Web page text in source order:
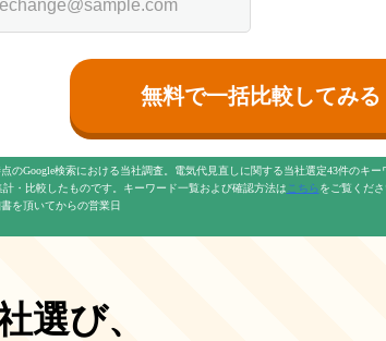
無料で一括比較してみる
のGoogle検索における当社調査。電気代見直しに関する当社選定43件のキ
・比較したものです。キーワード一覧および確認方法は こちらをご覧くださ
を頂いてからの営業日
選び、